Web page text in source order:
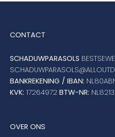
CONTACT
SCHADUWPARASOLS
BANKREKENING / IBAN:
KVK: 17264972 BTW-NR:
OVER ONS